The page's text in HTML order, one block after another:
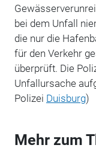
bei dem Unfall
die nur die
für den Verkehr
überprüft. Die
Unfallursache
Polizei Duisburg)
Mehr zum